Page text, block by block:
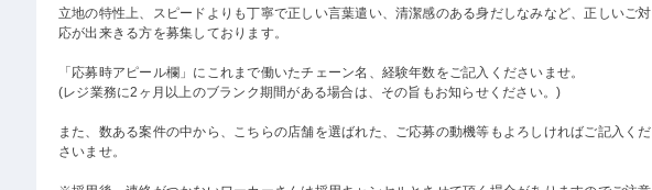
立地の特性上、スピードよりも丁寧で正しい言葉遣い、清潔感のある身だしなみなど、正しいご対
応が出来きる方を募集しております。
「応募時アピール欄」にこれまで働いたチェーン名、経験年数をご記入くださいませ。
(レジ業務に2ヶ月以上のブランク期間がある場合は、その旨もお知らせください。)
また、数ある案件の中から、こちらの店舗を選ばれた、ご応募の動機等もよろしければご記入くだ
さいませ。